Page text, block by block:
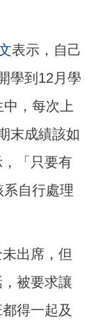
表示，自己
學到12月學
，每次上
末成績該如
「只要有
自行處理
出席，但
被要求讓
得一起及